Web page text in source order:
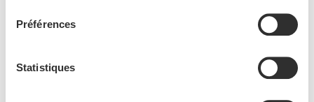
Préférences
Statistiques